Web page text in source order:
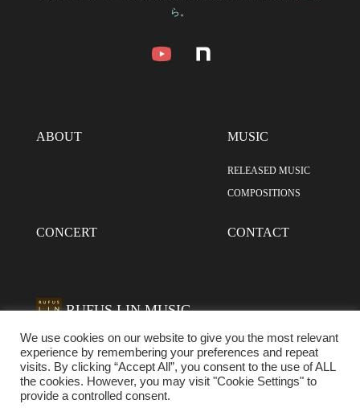
ら 。
ABOUT MUSIC
RELEASED MUSIC
COMPOSITIONS
CONCERT CONTACT
RUFUS LIN MUSIC
利用規約及びプライバシーポリシー
Copyright & all rights reserved, Rufus Lin Music.
We use cookies on our website to give you the most relevant
experience by remembering your preferences and repeat
visits. By clicking “Accept All”, you consent to the use of ALL
the cookies. However, you may visit "Cookie Settings" to
provide a controlled consent.